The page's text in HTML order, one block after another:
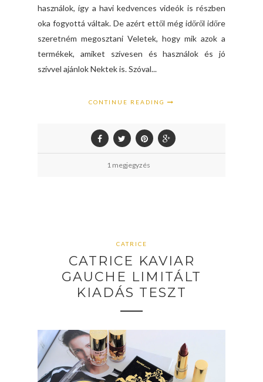
használok, így a havi kedvences videók is részben
oka fogyottá váltak. De azért ettől még időről időre
szeretném megosztani Veletek, hogy mik azok a
termékek, amiket szívesen és használok és jó
szívvel ajánlok Nektek is. Szóval...
CONTINUE READING
1 megjegyzés
CATRICE
CATRICE KAVIAR
GAUCHE LIMITÁLT
KIADÁS TESZT